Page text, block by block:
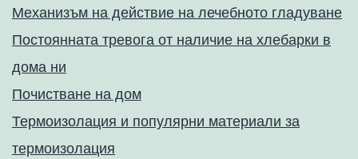
Механизъм на действие на лечебното гладуване
Постоянната тревога от наличие на хлебарки в
дома ни
Почистване на дом
Термоизолация и популярни материали за
термоизолация